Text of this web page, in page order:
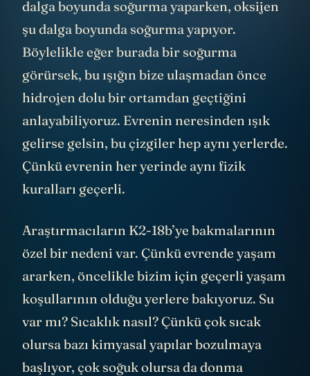
dalga boyunda soğurma yaparken, oksijen
şu dalga boyunda soğurma yapıyor.
Böylelikle eğer burada bir soğurma
görürsek, bu ışığın bize ulaşmadan önce
hidrojen dolu bir ortamdan geçtiğini
anlayabiliyoruz. Evrenin neresinden ışık
gelirse gelsin, bu çizgiler hep aynı yerlerde.
Çünkü evrenin her yerinde aynı fizik
kuralları geçerli.
Araştırmacıların K2-18b’ye bakmalarının
özel bir nedeni var. Çünkü evrende yaşam
ararken, öncelikle bizim için geçerli yaşam
koşullarının olduğu yerlere bakıyoruz. Su
var mı? Sıcaklık nasıl? Çünkü çok sıcak
olursa bazı kimyasal yapılar bozulmaya
başlıyor, çok soğuk olursa da donma